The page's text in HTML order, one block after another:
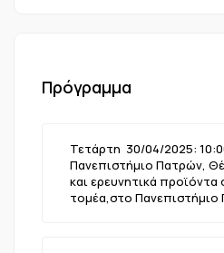
Πρόγραμμα
Τετάρτη 30/04/2025:
Πανεπιστήμιο Πατρών,
και ερευνητικά
τομέα,στο Πανεπιστήμιο